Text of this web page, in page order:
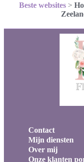
Beste websites >
Contact
Mijn diensten
Over mij
Onze klanten